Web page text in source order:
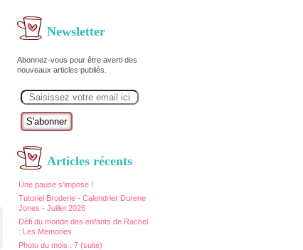
Newsletter
Abonnez-vous pour être averti des
nouveaux articles publiés.
m
Articles récents
Une pause s'impose !
Tutoriel Broderie - Calendrier Durene
Jones - Juillet 2026
Défi du monde des enfants de Rachel
: Les Memories
Photo du mois : 7 (suite)